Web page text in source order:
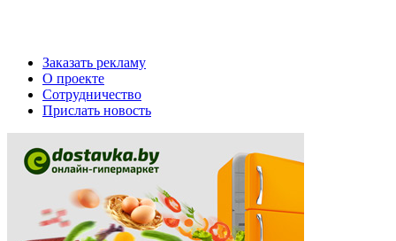
Заказать рекламу
О проекте
Сотрудничество
Прислать новость